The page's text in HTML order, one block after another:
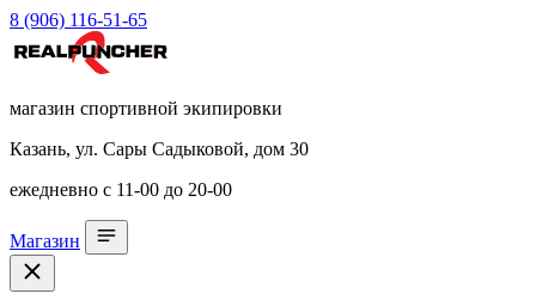
8 (906) 116-51-65
магазин спортивной экипировки
Казань, ул. Сары Садыковой, дом 30
ежедневно с 11-00 до 20-00
Магазин